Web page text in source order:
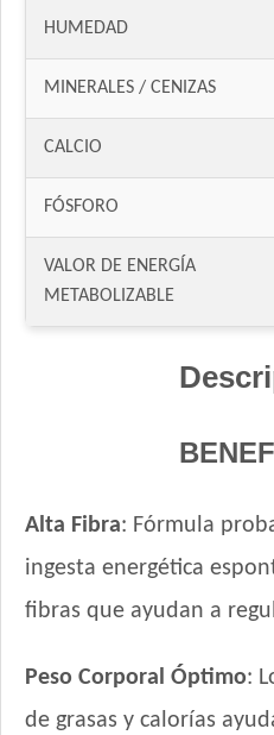
Gati Gato Adulto sabor Carne y
Gooster Gato Adulto
Handler Gato Adulto
Handler Gato Adulto Urinary
Infinity Gato Adulto
Iron Pet Gato Adulto
Jaspe Premium Gato Adulto
Kongo Gato Adulto sabor
Maintenance Criadores Gato
Maussy Gatos Adultos Mix
Maxxium Gato Trucha
HUMEDAD
MINERALES / CENIZAS
CALCIO
FÓSFORO
VALOR DE ENERGÍA
METABOLIZABLE
Alta Fibra: Fórmula
ingesta energética
fibras que ayudan a
Peso Corporal Óptimo:
de grasas y calorías